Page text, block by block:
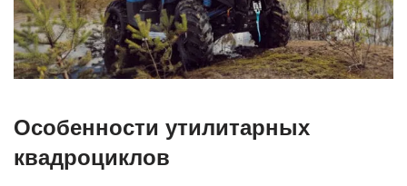
Особенности утилитарных
квадроциклов